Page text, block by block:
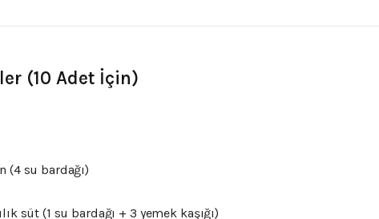
(10 Adet İçin)
(4 su bardağı)
ılık süt (1 su bardağı + 3 yemek kaşığı)